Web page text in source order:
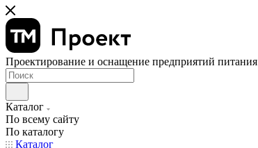
Проектирование и оснащение предприятий питания
Каталог
По всему сайту
По каталогу
Каталог